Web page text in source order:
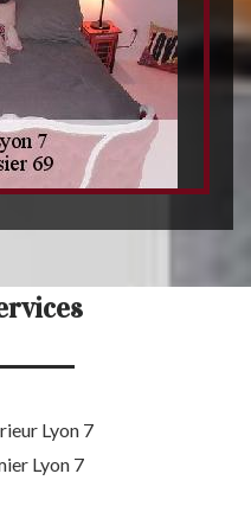
Lyon 7
Lyon 7